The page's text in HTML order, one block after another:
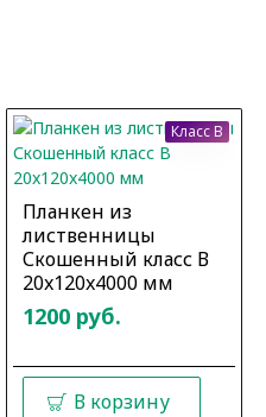
Класс B
Планкен из
лиственницы
Скошенный класс В
20x120x4000 мм
1200 руб.
В корзину